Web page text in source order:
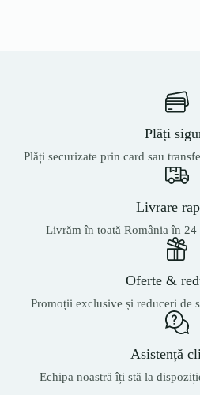
Plăți
Plăți securizate prin card sau
Livrare
Livrăm în toată România în
Oferte &
Promoții exclusive și reduceri de
Asistență
Echipa noastră îți stă la